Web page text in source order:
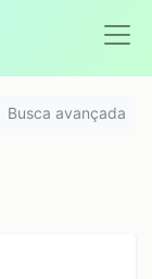
Busca avançada